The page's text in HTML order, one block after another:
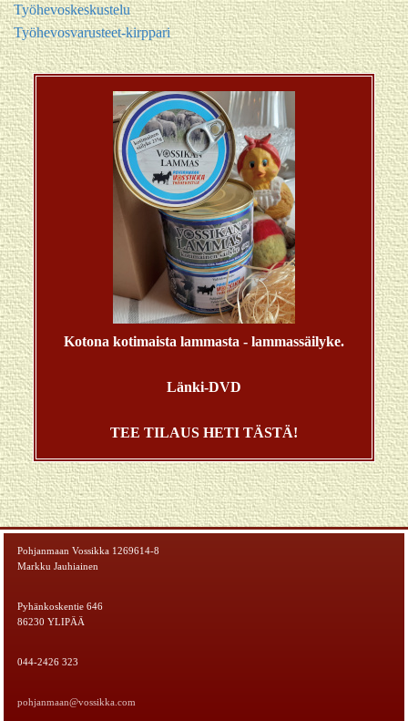
Työhevoskeskustelu
Työhevosvarusteet-kirppari
Kotona kotimaista lammasta - lammassäilyke.
Länki-DVD
TEE TILAUS HETI TÄSTÄ!
Pohjanmaan Vossikka 1269614-8
Markku Jauhiainen
Pyhänkoskentie 646
86230 YLIPÄÄ
044-2426 323
pohjanmaan@vossikka.com